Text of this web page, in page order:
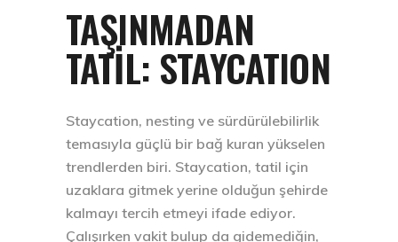
TAŞINMADAN
TATİL: STAYCATION
Staycation, nesting ve sürdürülebilirlik
temasıyla güçlü bir bağ kuran yükselen
trendlerden biri. Staycation, tatil için
uzaklara gitmek yerine olduğun şehirde
kalmayı tercih etmeyi ifade ediyor.
Çalışırken vakit bulup da gidemediğin,